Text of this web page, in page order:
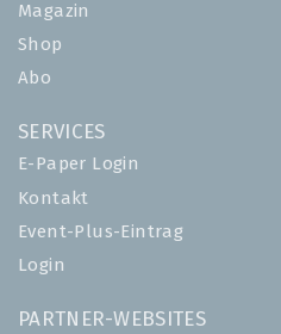
Magazin
Shop
Abo
SERVICES
E-Paper Login
Kontakt
Event-Plus-Eintrag
Login
PARTNER-WEBSITES